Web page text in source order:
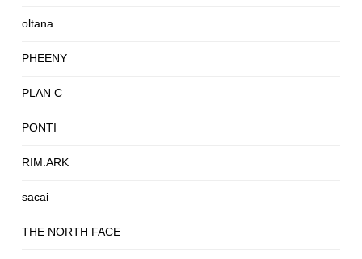
oltana
PHEENY
PLAN C
PONTI
RIM.ARK
sacai
THE NORTH FACE